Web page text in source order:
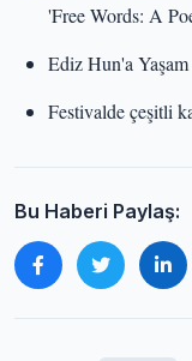
'Free Words: A
Ediz Hun'a
Festivalde çeşitli
Bu Haberi Paylaş: